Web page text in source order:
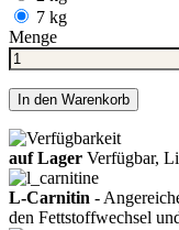
7 kg
Menge
In den Warenkorb
auf Lager Verfügbar,
L-Carnitin -
den Fettstoffwechsel